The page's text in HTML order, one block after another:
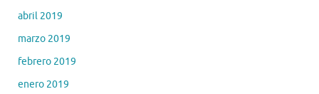
abril 2019
marzo 2019
febrero 2019
enero 2019